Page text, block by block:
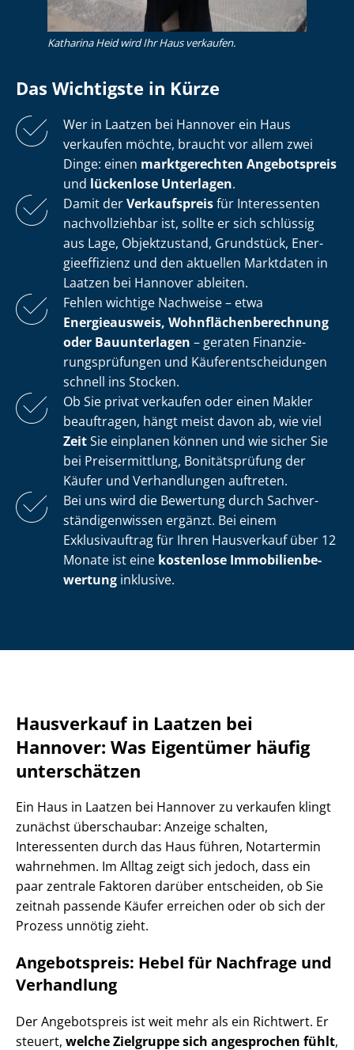
Katharina Heid wird Ihr Haus verkaufen.
Das Wichtigste in Kürze
Wer in Laatzen bei Hannover ein Haus
verkaufen möchte, braucht vor allem zwei
Dinge: einen marktgerechten Angebotspreis
und lückenlose Unterlagen.
Damit derVerkaufspreisfür Interessenten
nachvollziehbar ist, sollte er sich schlüssig
aus Lage, Objektzustand, Grundstück, En­er­
gie­ef­fi­zi­enz und den aktuellen Marktdaten in
Laatzen bei Hannover ableiten.
Fehlen wichtige Nachweise – etwa
Energieausweis, Wohn­flä­chen­be­rech­nung
oder Bauunterlagen – geraten Fi­nan­zie­
rungs­prü­fun­gen und Käu­fer­ent­schei­dun­gen
schnell ins Stocken.
Ob Sie privat verkaufen oder einen Makler
beauftragen, hängt meist davon ab, wie viel
ZeitSie einplanen können und wie sicher Sie
bei Preisermittlung, Bonitätsprüfung der
Käufer und Verhandlungen auftreten.
Bei uns wird die Bewertung durch Sach­ver­
stän­di­gen­wis­sen ergänzt. Bei einem
Exklusivauftrag für Ihren Hausverkauf über 12
Monate ist eine kostenlose Im­mo­bi­li­en­be­
wer­tung inklusive.
Hausverkauf in Laatzen bei
Hannover: Was Eigentümer häufig
unterschätzen
Ein Haus in Laatzen bei Hannover zu verkaufen klingt
zunächst überschaubar: Anzeige schalten,
Interessenten durch das Haus führen, Notartermin
wahrnehmen. Im Alltag zeigt sich jedoch, dass ein
paar zentrale Faktoren darüber entscheiden, ob Sie
zeitnah passende Käufer erreichen oder ob sich der
Prozess unnötig zieht.
Angebotspreis: Hebel für Nachfrage und
Verhandlung
Der Angebotspreis ist weit mehr als ein Richtwert. Er
steuert, welche Zielgruppe sich angesprochen fühlt,